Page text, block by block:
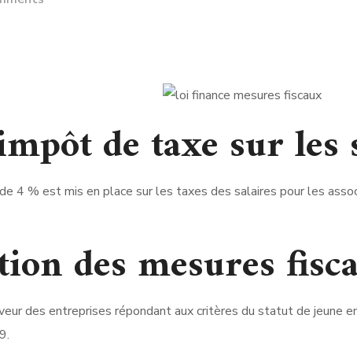
de taxe sur les
4 % est mis en place sur les taxes des salaires pour les
des mesures
des entreprises répondant aux critères du statut de jeune